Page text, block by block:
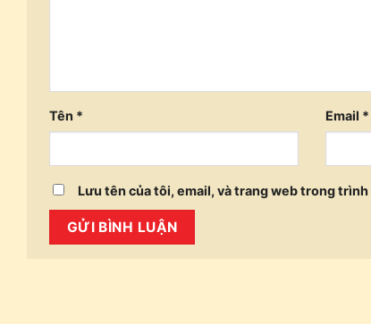
Tên * Email *
Lưu tên của tôi, email, và trang web trong